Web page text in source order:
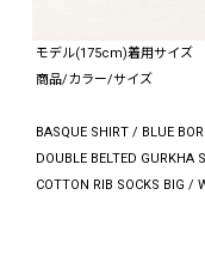
モデル(175cm)着用サイズ
商品/カラー/サイズ
BASQUE SHIRT / BLUE
DOUBLE BELTED GURKHA
COTTON RIB SOCKS BIG /